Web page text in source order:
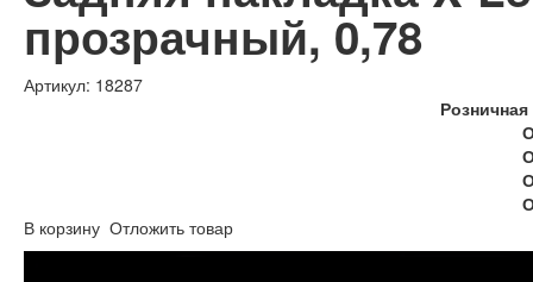
прозрачный, 0,78
Артикул: 18287
В корзину Отложить товар